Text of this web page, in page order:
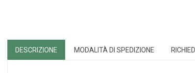
DESCRIZIONE MODALITÀ DI SPEDIZIONE